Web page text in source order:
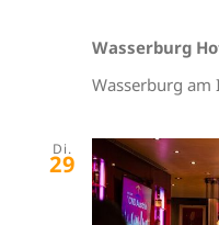
Wasserburg
Wasserburg am
Di.
29